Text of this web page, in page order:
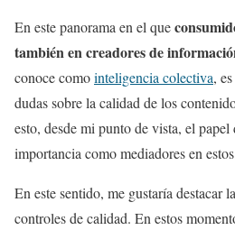
En este panorama en el que
también en creadores de
conoce comointeligencia colectiva,
dudas sobre la calidad de los
esto, desde mi punto de vista, el
importancia como mediadores en
En este sentido, me gustaría destacar
controles de calidad. En estos